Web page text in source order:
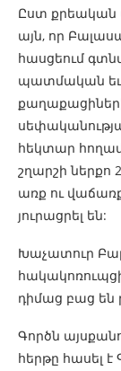
Ըստ քրեական
այն, որ
հասցեում
պատմական եւ
հեկտար
շղարշի ներքո
առք ու
յուրացրել են:
Խաչատուր
դիմաց բաց են
Գործն
հերթը հասել է